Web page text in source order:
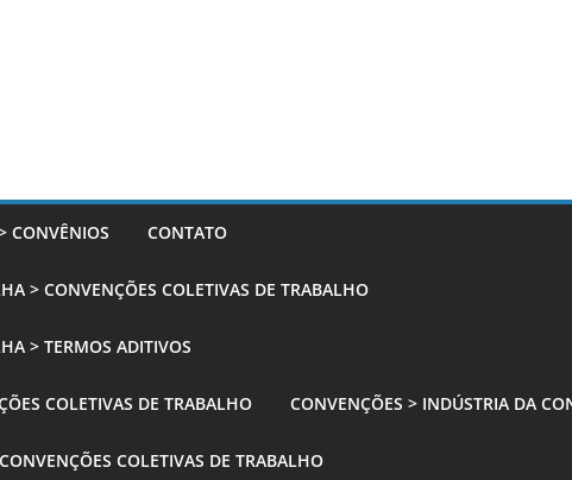
CONVÊNIOS CONTATO
> CONVENÇÕES COLETIVAS DE TRABALHO
> TERMOS ADITIVOS
COLETIVAS DE TRABALHO CONVENÇÕES > INDÚSTRIA DA
COLETIVAS DE TRABALHO